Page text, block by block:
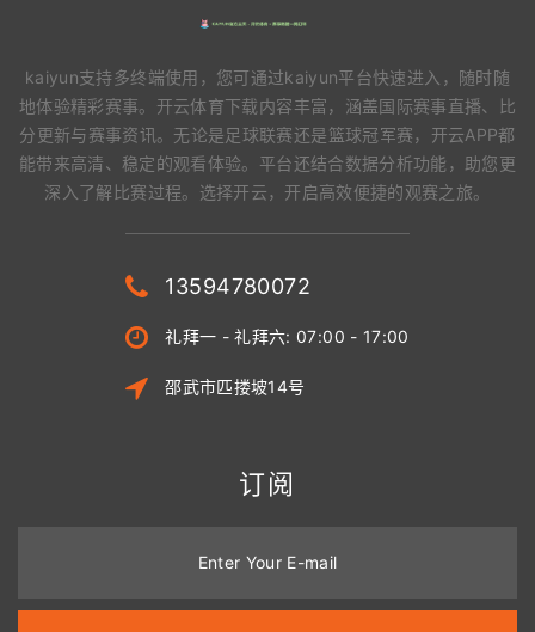
kaiyun支持多终端使用，您可通过kaiyun平台快速进入，随时随
地体验精彩赛事。开云体育下载内容丰富，涵盖国际赛事直播、比
分更新与赛事资讯。无论是足球联赛还是篮球冠军赛，开云APP都
能带来高清、稳定的观看体验。平台还结合数据分析功能，助您更
深入了解比赛过程。选择开云，开启高效便捷的观赛之旅。
13594780072
礼拜一 - 礼拜六: 07:00 - 17:00
邵武市匹搂坡14号
订阅
Enter Your E-mail